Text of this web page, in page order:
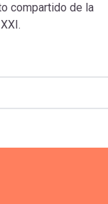
compartido de la